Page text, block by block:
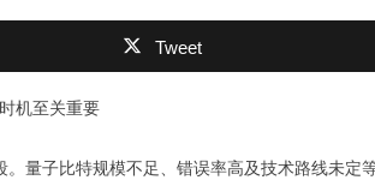
Tweet
量子比特规模不足、错误率高及技术路线未定